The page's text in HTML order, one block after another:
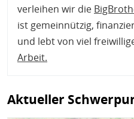
verleihen wir die
ist gemeinnützig,
und lebt von viel
Arbeit.
Aktueller